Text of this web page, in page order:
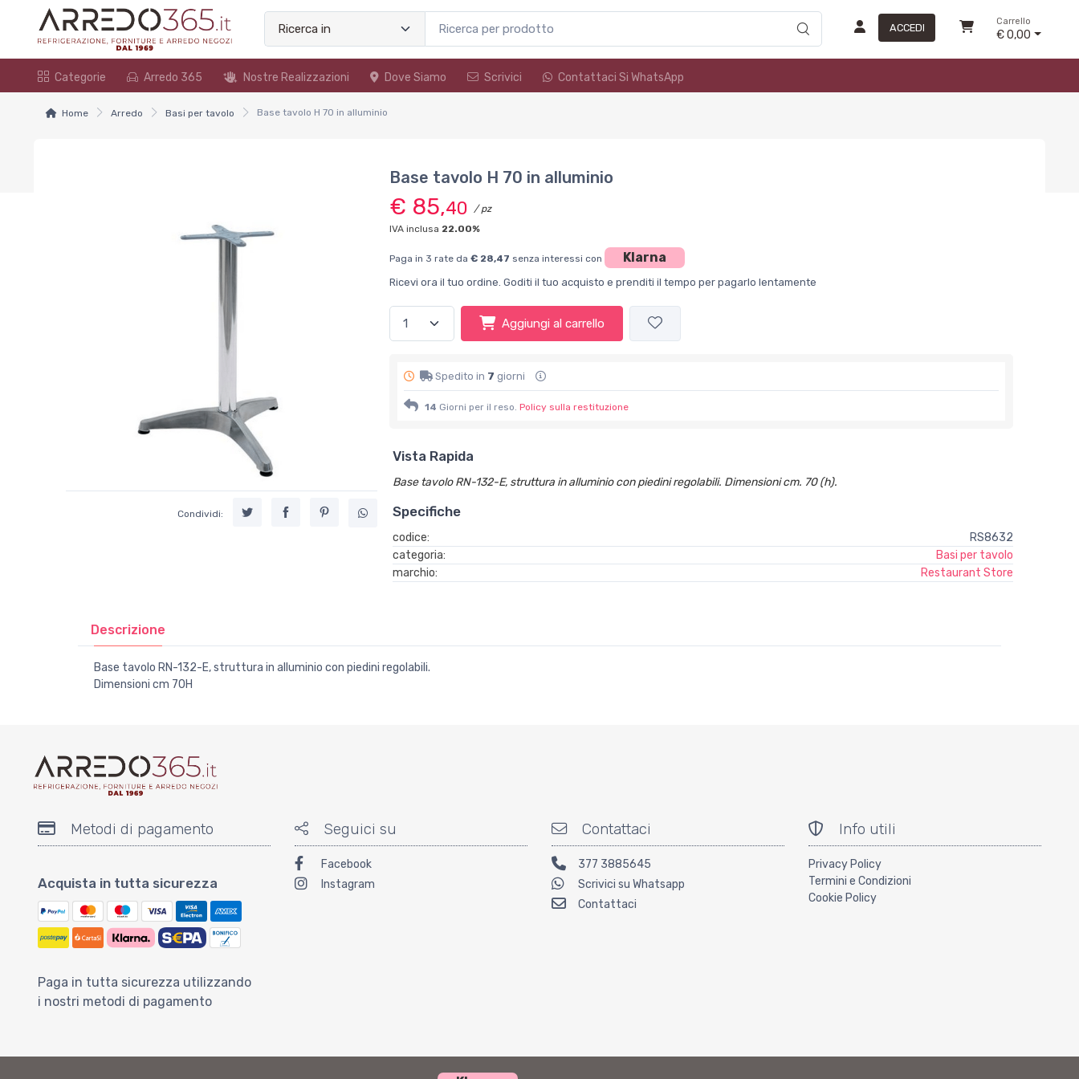
ACCEDI
Carrello
€ 0,00
Categorie Arredo 365 Nostre Realizzazioni Dove Siamo Scrivici Contattaci Si WhatsApp
Home Arredo Basi per tavolo Base tavolo H 70 in alluminio
Condividi:
Base tavolo H 70 in alluminio
€ 85,40
/ pz
IVA inclusa 22.00%
Paga in 3 rate da€ 28,47 senza interessi con Klarna
Ricevi ora il tuo ordine. Goditi il tuo acquisto e prenditi il tempo per pagarlo lentamente
Aggiungi al carrello
Spedito in 7 giorni
14 Giorni per il reso.Policy sulla restituzione
Vista Rapida
Base tavolo RN-132-E, struttura in alluminio con piedini regolabili. Dimensioni cm. 70 (h).
Specifiche
codice:
RS8632
categoria:
Basi per tavolo
marchio:
Restaurant Store
Descrizione
Base tavolo RN-132-E, struttura in alluminio con piedini regolabili.
Dimensioni cm 70H
Metodi di pagamento
Acquista in tutta sicurezza
Paga in tutta sicurezza utilizzando
i nostri metodi di pagamento
Seguici su
Facebook
Instagram
Contattaci
377 3885645
Scrivici su Whatsapp
Contattaci
Info utili
Privacy Policy
Termini e Condizioni
Cookie Policy